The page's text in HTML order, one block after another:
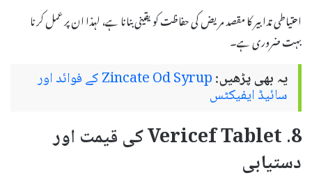
احتیاطی تدابیر کا مقصد مریض کی حفاظت کو یقینی بنانا ہے، لہذا ان پر عمل کرنا
بہت ضروری ہے۔
یہ بھی پڑھیں: Zincate Od Syrup کے فوائد اور
سائیڈ ایفیکٹس
8. Vericef Tablet کی قیمت اور
دستیابی